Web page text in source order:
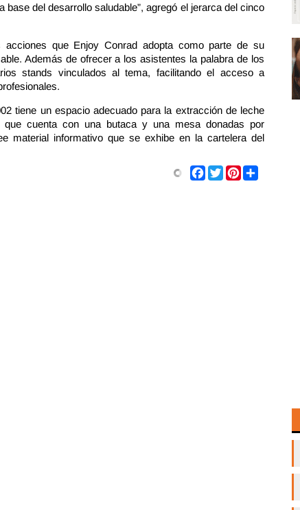
base del desarrollo saludable”, agregó el jerarca del cinco
que Enjoy Conrad adopta como parte de su
Además de ofrecer a los asistentes la palabra de los
stands vinculados al tema, facilitando el acceso a
tiene un espacio adecuado para la extracción de leche
que cuenta con una butaca y una mesa donadas por
material informativo que se exhibe en la cartelera del
Facebook
TwitterPinterest